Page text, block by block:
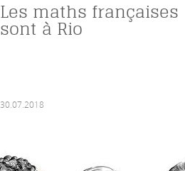
Les maths françaises
sont à Rio
30.07.2018